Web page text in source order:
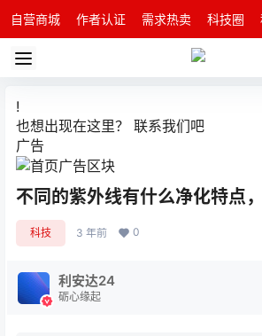
自营商城 作者认证 需求热卖 科技圈
!
也想出现在这里？ 联系我们吧
广告
不同的紫外线有什么净化特点
科技 3 年前 0
利安达24
砺心缘起